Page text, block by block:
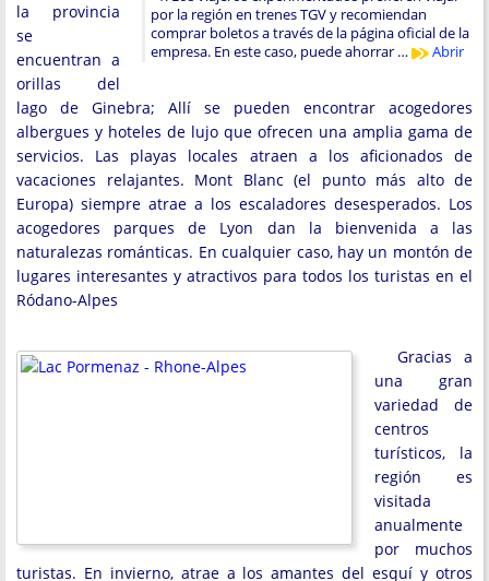
por la región en trenes TGV y recomiendan
comprar boletos a través de la página oficial de la
empresa. En este caso, puede ahorrar …
Abrir
la provincia
se
encuentran a
orillas del
lago de Ginebra; Allí se pueden encontrar acogedores
albergues y hoteles de lujo que ofrecen una amplia gama de
servicios. Las playas locales atraen a los aficionados de
vacaciones relajantes. Mont Blanc (el punto más alto de
Europa) siempre atrae a los escaladores desesperados. Los
acogedores parques de Lyon dan la bienvenida a las
naturalezas románticas. En cualquier caso, hay un montón de
lugares interesantes y atractivos para todos los turistas en el
Ródano-Alpes
Gracias a
una gran
variedad de
centros
turísticos, la
región es
visitada
anualmente
por muchos
turistas. En invierno, atrae a los amantes del esquí y otros